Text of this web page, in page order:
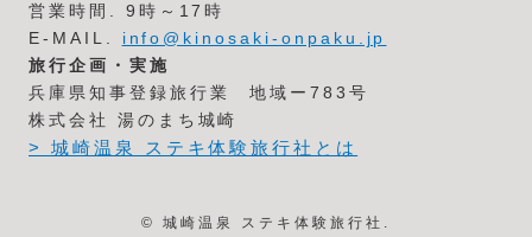
営業時間. 9時～17時
E-MAIL. info@kinosaki-onpaku.jp
旅行企画・実施
兵庫県知事登録旅行業 地域ー783号
株式会社 湯のまち城崎
> 城崎温泉 ステキ体験旅行社とは
© 城崎温泉 ステキ体験旅行社.